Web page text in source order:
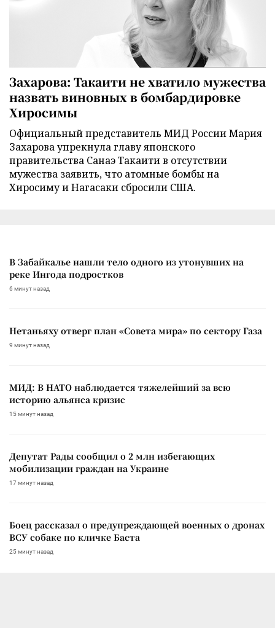
Захарова: Такаити не хватило мужества
назвать виновных в бомбардировке
Хиросимы
Официальный представитель МИД России Мария
Захарова упрекнула главу японского
правительства Санаэ Такаити в отсутствии
мужества заявить, что атомные бомбы на
Хиросиму и Нагасаки сбросили США.
В Забайкалье нашли тело одного из утонувших на
реке Ингода подростков
6 минут назад
Нетаньяху отверг план «Совета мира» по сектору Газа
9 минут назад
МИД: В НАТО наблюдается тяжелейший за всю
историю альянса кризис
15 минут назад
Депутат Рады сообщил о 2 млн избегающих
мобилизации граждан на Украине
17 минут назад
Боец рассказал о предупреждающей военных о дронах
ВСУ собаке по кличке Баста
25 минут назад